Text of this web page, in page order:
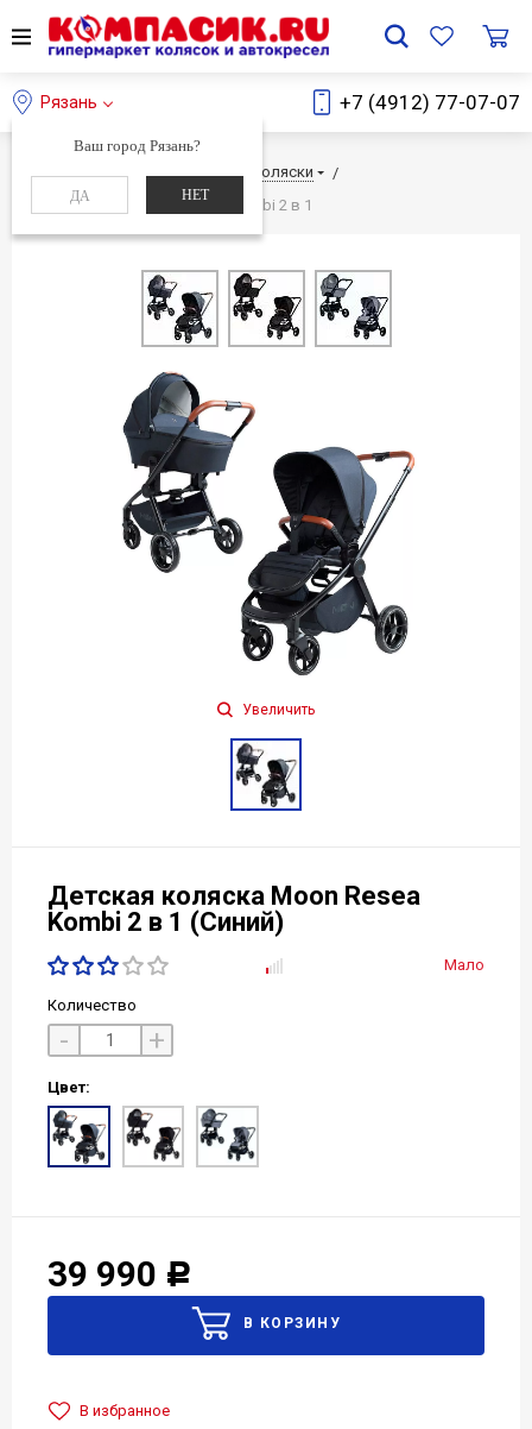
Рязань
Ваш город Рязань?
ДА НЕТ
+7 (4912) 77-07-07
Главная Каталог
Детские коляски
Детская коляска Moon Resea Kombi 2 в 1
Увеличить
Детская коляска Moon Resea
Kombi 2 в 1 (Синий)
Мало
Количество
- +
Цвет:
39 990 Р
В избранное